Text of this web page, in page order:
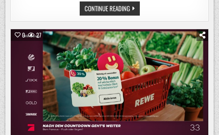
CONTINUE READINGVON
WEM
STAMMT
SATZ
DES
PYTHAGORAS?
MOZART?
DIE
VIELLEICHT
RICHTIGE
ANTWORT
DARAUF
GEBEN
DIE
BEAUTYS
DER
PROSIEBEN
0 27